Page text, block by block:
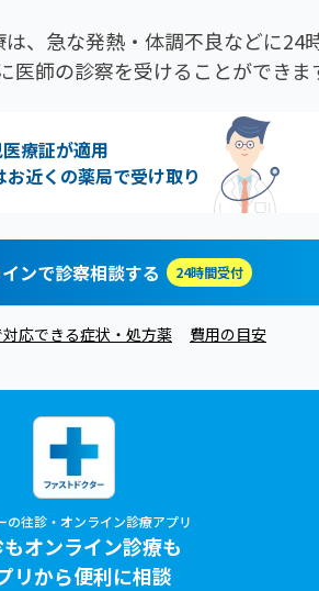
、急な発熱・体調不良などに24
師の診察を受けることができま
療証が適用
近くの薬局で受け取り
ンで診察相談する 24時間受付
応できる症状・処方薬 費用の目安
の往診・オンライン診療アプリ
オンライン診療も
リから便利に相談